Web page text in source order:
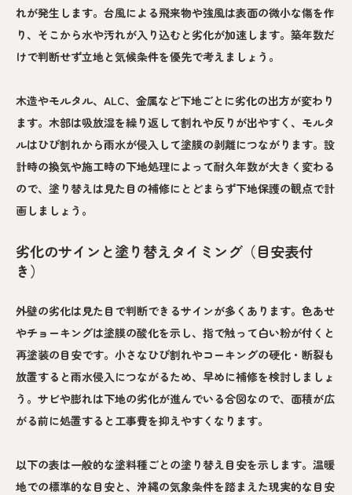
れが発生します。台風による飛来物や強風は表面の微小な傷を作
り、そこから水や汚れが入り込むと劣化が加速します。築年数だ
けで判断せず立地と気候条件を優先で考えましょう。
木造やモルタル、ALC、金属など下地ごとに劣化の出方が変わり
ます。木部は吸放湿を繰り返して割れや反りが出やすく、モルタ
ルはひび割れから雨水が侵入して塗膜の剥離につながります。設
計時の換気や施工時の下地処理によって耐久年数が大きく変わる
ので、塗り替えは見た目の補修にとどまらず下地保護の観点で計
画しましょう。
劣化のサインと塗り替えタイミング（目安表付
き）
外壁の劣化は見た目で判断できるサインが多くあります。色あせ
やチョーキングは塗膜の酸化を示し、指で触って白い粉が付くと
再塗装の目安です。小さなひび割れやコーキングの硬化・断裂も
放置すると雨水侵入につながるため、早めに補修を検討しましょ
う。サビや膨れは下地の劣化が進んでいる合図なので、面積が広
がる前に処置すると工事費を抑えやすくなります。
以下の表は一般的な塗料種ごとの塗り替え目安を示します。温暖
地での標準的な目安と、沖縄の気象条件を踏まえた現実的な目安